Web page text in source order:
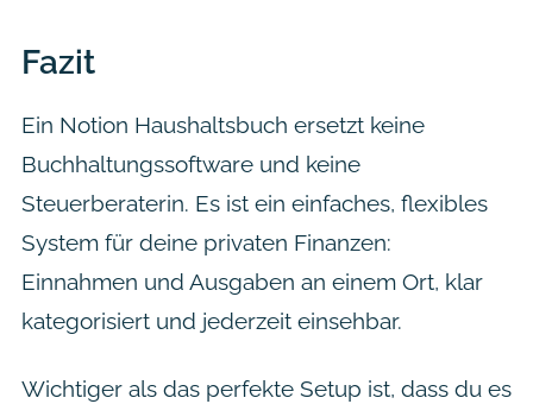
Fazit
Ein Notion Haushaltsbuch ersetzt keine
Buchhaltungssoftware und keine
Steuerberaterin. Es ist ein einfaches, flexibles
System für deine privaten Finanzen:
Einnahmen und Ausgaben an einem Ort, klar
kategorisiert und jederzeit einsehbar.
Wichtiger als das perfekte Setup ist, dass du es